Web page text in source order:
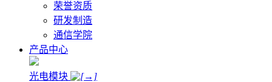
荣誉资质
研发制造
通信学院
产品中心
光电模块